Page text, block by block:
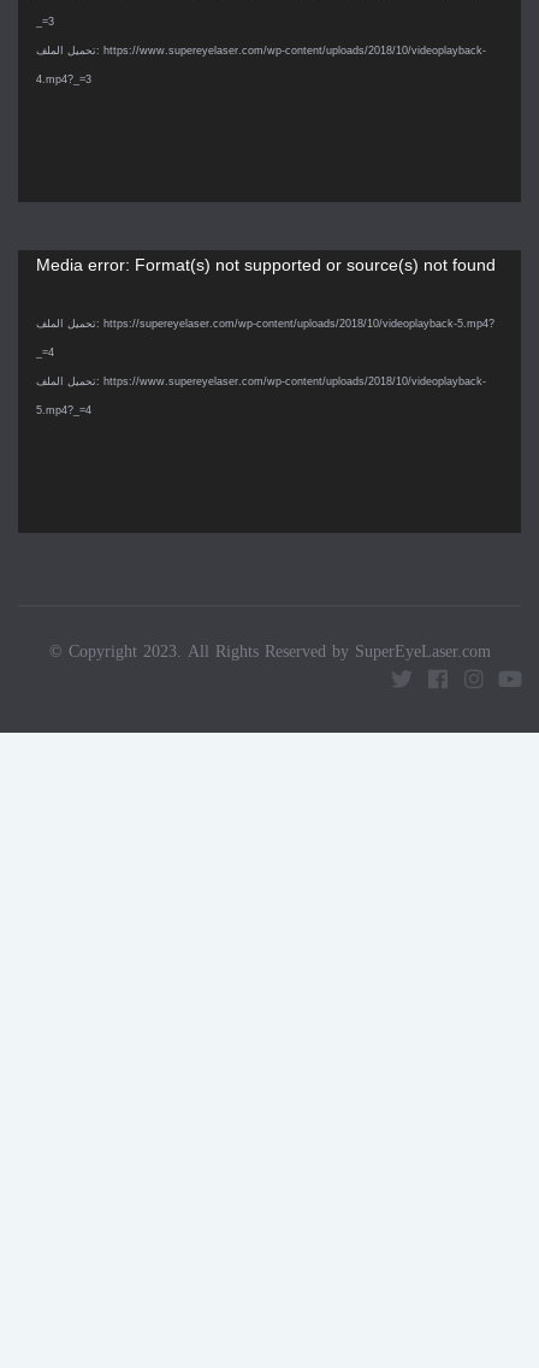
_=3
تحميل الملف: https://www.supereyelaser.com/wp-content/uploads/2018/10/videoplayback-
4.mp4?_=3
مشغل
Media error: Format(s) not supported or source(s) not found
تحميل الملف: https://supereyelaser.com/wp-content/uploads/2018/10/videoplayback-5.mp4?
_=4
تحميل الملف: https://www.supereyelaser.com/wp-content/uploads/2018/10/videoplayback-
5.mp4?_=4
© Copyright 2023. All Rights Reserved by SuperEyeLaser.com